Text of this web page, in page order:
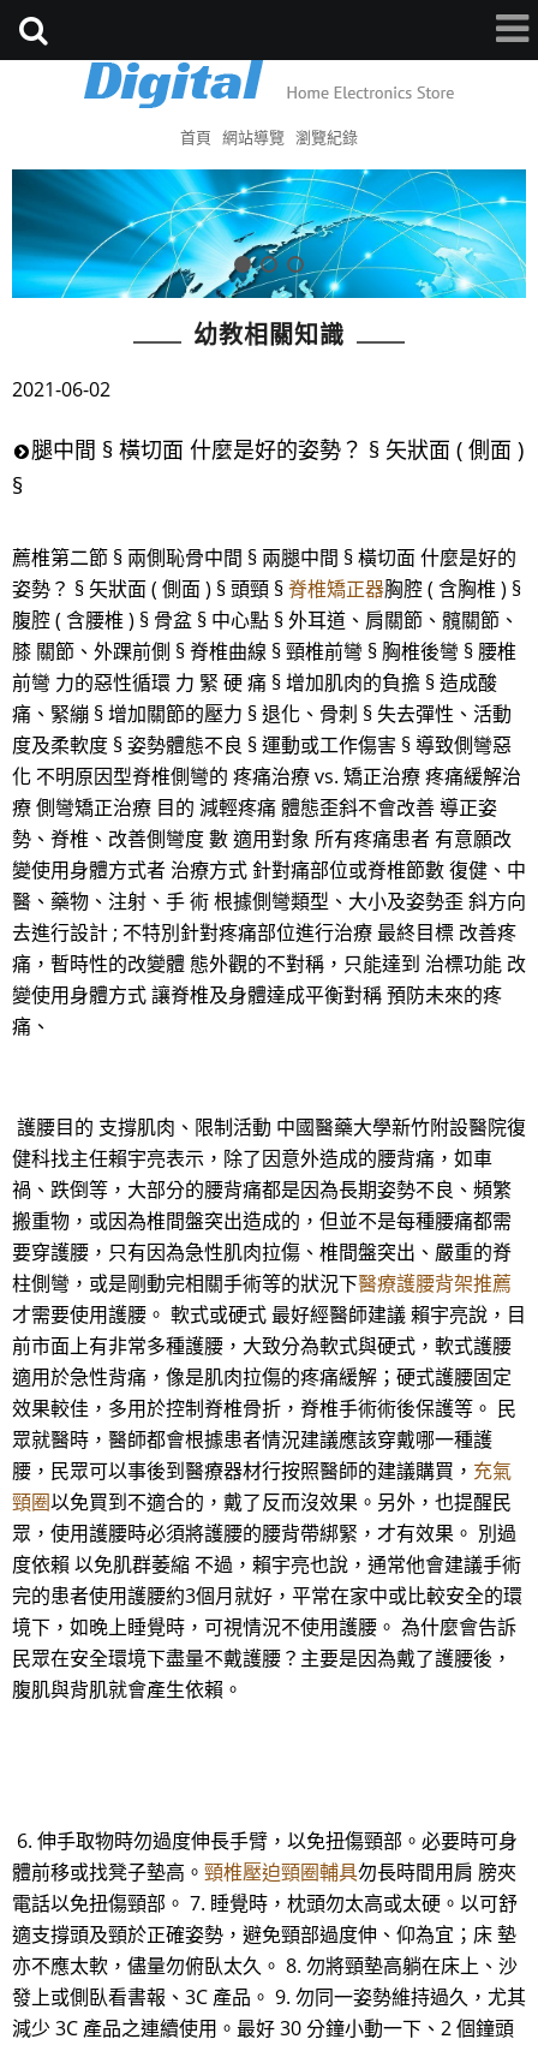
首頁 網站導覽 瀏覽紀錄
幼教相關知識
2021-06-02
腿中間 § 橫切面 什麼是好的姿勢？ § 矢狀面 ( 側面 )
§
薦椎第二節 § 兩側恥骨中間 § 兩腿中間 § 橫切面 什麼是好的
姿勢？ § 矢狀面 ( 側面 ) § 頭頸 §脊椎矯正器胸腔 ( 含胸椎 ) §
腹腔 ( 含腰椎 ) § 骨盆 § 中心點 § 外耳道、肩關節、髖關節、
膝 關節、外踝前側 § 脊椎曲線 § 頸椎前彎 § 胸椎後彎 § 腰椎
前彎 力的惡性循環 力 緊 硬 痛 § 增加肌肉的負擔 § 造成酸
痛、緊繃 § 增加關節的壓力 § 退化、骨刺 § 失去彈性、活動
度及柔軟度 § 姿勢體態不良 § 運動或工作傷害 § 導致側彎惡
化 不明原因型脊椎側彎的 疼痛治療 vs. 矯正治療 疼痛緩解治
療 側彎矯正治療 目的 減輕疼痛 體態歪斜不會改善 導正姿
勢、脊椎、改善側彎度 數 適用對象 所有疼痛患者 有意願改
變使用身體方式者 治療方式 針對痛部位或脊椎節數 復健、中
醫、藥物、注射、手 術 根據側彎類型、大小及姿勢歪 斜方向
去進行設計 ; 不特別針對疼痛部位進行治療 最終目標 改善疼
痛，暫時性的改變體 態外觀的不對稱，只能達到 治標功能 改
變使用身體方式 讓脊椎及身體達成平衡對稱 預防未來的疼
痛、
護腰目的 支撐肌肉、限制活動 中國醫藥大學新竹附設醫院復
健科找主任賴宇亮表示，除了因意外造成的腰背痛，如車
禍、跌倒等，大部分的腰背痛都是因為長期姿勢不良、頻繁
搬重物，或因為椎間盤突出造成的，但並不是每種腰痛都需
要穿護腰，只有因為急性肌肉拉傷、椎間盤突出、嚴重的脊
柱側彎，或是剛動完相關手術等的狀況下醫療護腰背架推薦
才需要使用護腰。 軟式或硬式 最好經醫師建議 賴宇亮說，目
前市面上有非常多種護腰，大致分為軟式與硬式，軟式護腰
適用於急性背痛，像是肌肉拉傷的疼痛緩解；硬式護腰固定
效果較佳，多用於控制脊椎骨折，脊椎手術術後保護等。 民
眾就醫時，醫師都會根據患者情況建議應該穿戴哪一種護
腰，民眾可以事後到醫療器材行按照醫師的建議購買， 充氣
頸圈以免買到不適合的，戴了反而沒效果。另外，也提醒民
眾，使用護腰時必須將護腰的腰背帶綁緊，才有效果。 別過
度依賴 以免肌群萎縮 不過，賴宇亮也說，通常他會建議手術
完的患者使用護腰約3個月就好，平常在家中或比較安全的環
境下，如晚上睡覺時，可視情況不使用護腰。 為什麼會告訴
民眾在安全環境下盡量不戴護腰？主要是因為戴了護腰後，
腹肌與背肌就會產生依賴。
6. 伸手取物時勿過度伸長手臂，以免扭傷頸部。必要時可身
體前移或找凳子墊高。 頸椎壓迫頸圈輔具勿長時間用肩 膀夾
電話以免扭傷頸部。 7. 睡覺時，枕頭勿太高或太硬。以可舒
適支撐頭及頸於正確姿勢，避免頸部過度伸、仰為宜；床 墊
亦不應太軟，儘量勿俯臥太久。 8. 勿將頸墊高躺在床上、沙
發上或側臥看書報、3C 產品。 9. 勿同一姿勢維持過久，尤其
減少 3C 產品之連續使用。最好 30 分鐘小動一下、2 個鐘頭